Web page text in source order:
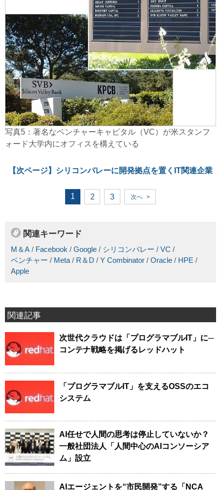
写真5：著名なベンチャーキャピタル（VC）が米スタンフ
ォード大学内にオフィスを構えている
【次ページ】 シリコンバレーに開発拠点を置くIT関連企業
1 2 3 次へ >
関連キーワード
M＆A / Facebook / Google / シリコンバレー / VC /
ベンチャー / Meta/ R＆D / Y Combinator / Oracle / HPE /
Apple
関連記事
次世代クラウドは「プログラマブルIT」に─
コンテナ戦略を掲げるレッドハット
「プログラマブルIT」を支えるOSSのエコ
システム
AI任せで人間の思考は停止していないか？
一般社団法人「人間中心のAIコンソーシア
ム」設立
AIエージェントを“市民開発”する「NCA